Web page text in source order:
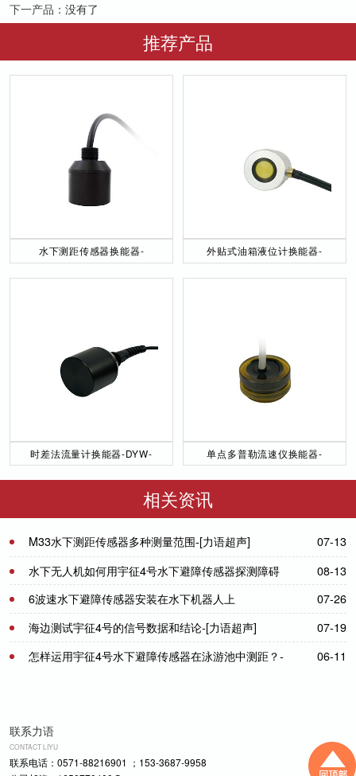
下一产品： 没有了
推荐产品
水下测距传感器换能器-
外贴式油箱液位计换能器-
时差法流量计换能器-DYW-
单点多普勒流速仪换能器-
相关资讯
M33水下测距传感器多种测量范围-[力语超声]
07-13
水下无人机如何用宇征4号水下避障传感器探测障碍
物
08-13
6波速水下避障传感器安装在水下机器人上
07-26
海边测试宇征4号的信号数据和结论-[力语超声]
07-19
怎样运用宇征4号水下避障传感器在泳游池中测距？-
06-11
联系力语
CONTACT LIYU
联系电话：0571-88216901 ；153-3687-9958